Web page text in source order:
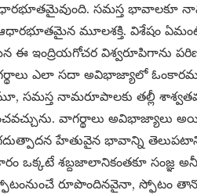
సమస్త భావాలకూ
ఆధారభూతమైన మూలశక్తి. విశేషం
ఈ ఇంద్రియగోచర విశ్వరూపిగాను
ఎలా సదా అవిభాజ్యాలో
సమస్త నామరూపాలకు తల్లీ
వాగర్థాలు అవిభాజ్యాలు
హేతువైన భావాన్ని
ఒక్కటే శబ్దజాలానికంతకూ సంజ్ఞ
రూపొందినవైనా, స్ఫోటం తానొక